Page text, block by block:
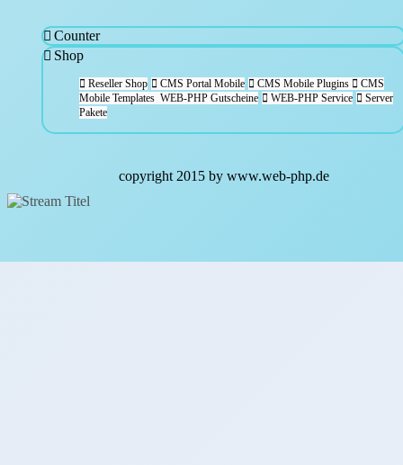
Counter
Shop
Reseller Shop CMS Portal Mobile CMS Mobile Plugins
CMS
Mobile Templates WEB-PHP Gutscheine WEB-PHP Service
Server
Pakete
copyright 2015 by www.web-php.de